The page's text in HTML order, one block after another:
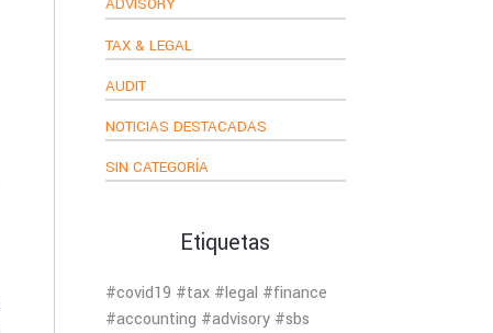
ADVISORY
TAX & LEGAL
AUDIT
NOTICIAS DESTACADAS
SIN CATEGORÍA
Etiquetas
#covid19 #tax #legal #finance
#accounting #advisory #sbs